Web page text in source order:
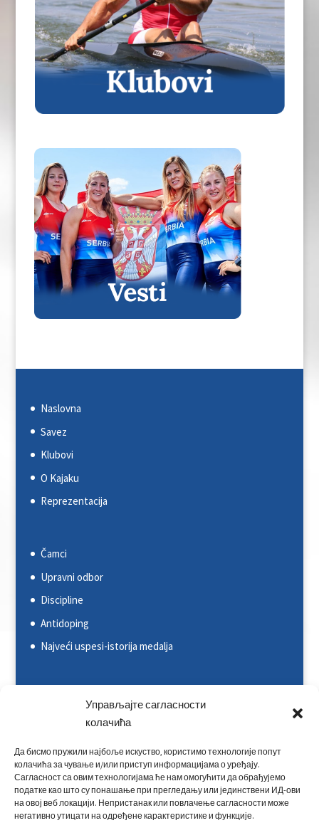
Управљајте сагласности
колачића
Да бисмо пружили најбоље искуство, користимо технологије попут
колачића за чување и/или приступ информацијама о уређају.
Сагласност са овим технологијама ће нам омогућити да обрађујемо
податке као што су понашање при прегледању или јединствени ИД-ови
на овој веб локацији. Непристанак или повлачење сагласности може
негативно утицати на одређене карактеристике и функције.
Naslovna
Savez
Klubovi
O Kajaku
Reprezentacija
Čamci
Upravni odbor
Discipline
Antidoping
Najveći uspesi-istorija medalja
Svetska kajakaška federacija (ICF)
Evropska kajakaška asocijacija (ECA)
Rezultati na nacionalnim takmičenjima
Rezultati na međunarodnim takmičenjima
Kontakt